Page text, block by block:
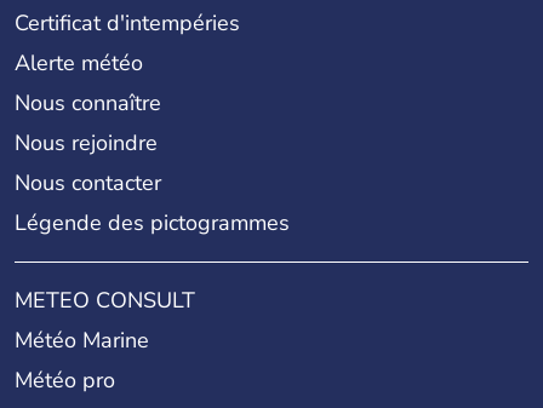
Certificat d'intempéries
Alerte météo
Nous connaître
Nous rejoindre
Nous contacter
Légende des pictogrammes
METEO CONSULT
Météo Marine
Météo pro